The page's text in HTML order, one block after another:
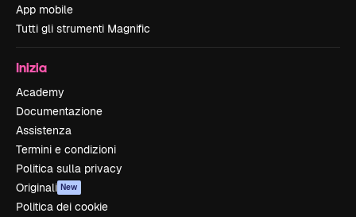
App mobile
Tutti gli strumenti Magnific
Inizia
Academy
Documentazione
Assistenza
Termini e condizioni
Politica sulla privacy
Originali New
Politica dei cookie